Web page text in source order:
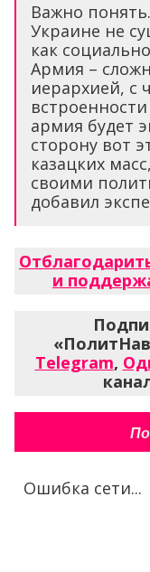
Важно
Украине не
как
Армия –
иерархией, с
армия будет
сторону вот
казацких
своими
добавил
и
Telegram,
Ошибка сети...